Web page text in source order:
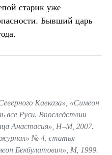
старик уже
Бывший царь
Кавказа», «Симеон
все Руси. Впоследствии
Анастасия», Н–М, 2007.
журнал» № 4, статья
Бекбулатович», М, 1999.